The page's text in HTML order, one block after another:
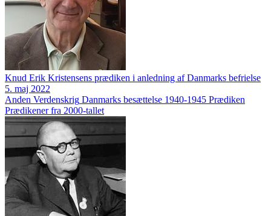
Knud Erik Kristensens prædiken i anledning af Danmarks befrielse
5. maj 2022
Anden Verdenskrig Danmarks besættelse 1940-1945 Prædiken
Prædikener fra 2000-tallet